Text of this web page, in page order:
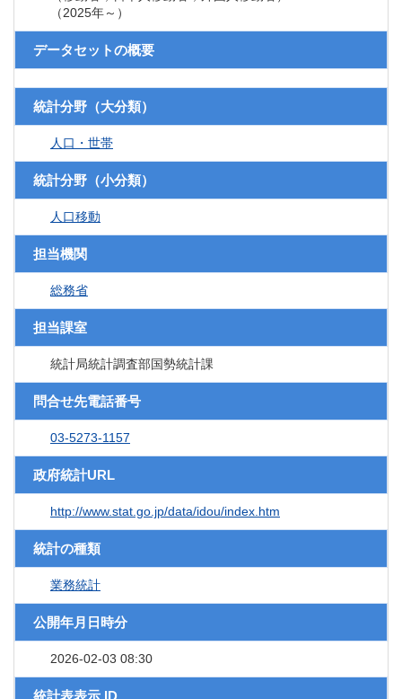
（2025年～）
データセットの概要
統計分野（大分類）
人口・世帯
統計分野（小分類）
人口移動
担当機関
総務省
担当課室
統計局統計調査部国勢統計課
問合せ先電話番号
03-5273-1157
政府統計URL
http://www.stat.go.jp/data/idou/index.htm
統計の種類
業務統計
公開年月日時分
2026-02-03 08:30